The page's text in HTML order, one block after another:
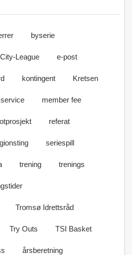
byserie
City-League e-post
kontingent Kretsen
member fee
referat
seriespill
trening trenings
Tromsø Idrettsråd
Try Outs TSI Basket
årsberetning